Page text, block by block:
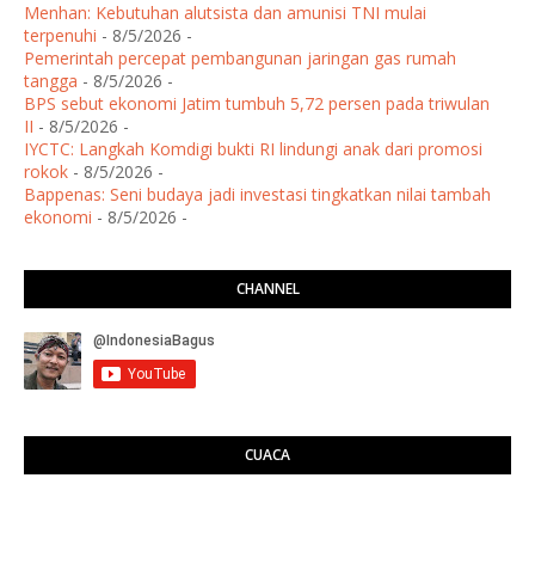
Menhan: Kebutuhan alutsista dan amunisi TNI mulai
terpenuhi - 8/5/2026 -
Pemerintah percepat pembangunan jaringan gas rumah
tangga - 8/5/2026 -
BPS sebut ekonomi Jatim tumbuh 5,72 persen pada triwulan
II - 8/5/2026 -
IYCTC: Langkah Komdigi bukti RI lindungi anak dari promosi
rokok - 8/5/2026 -
Bappenas: Seni budaya jadi investasi tingkatkan nilai tambah
ekonomi - 8/5/2026 -
CHANNEL
CUACA